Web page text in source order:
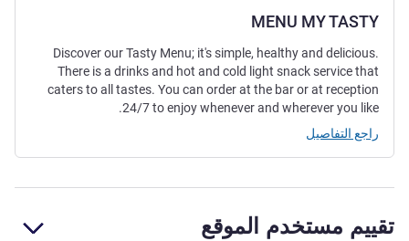
MENU MY TASTY
Discover our Tasty Menu; it's simple, healthy and delicious.
There is a drinks and hot and cold light snack service that
caters to all tastes. You can order at the bar or at reception
24/7 to enjoy whenever and wherever you like.
راجع التفاصيل
تقييم مستخدم الموقع